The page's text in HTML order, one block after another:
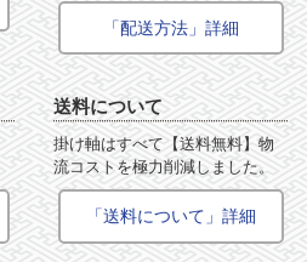
「配送方法」詳細
送料について
掛け軸はすべて【送料無料】物
流コストを極力削減しました。
「送料について」詳細